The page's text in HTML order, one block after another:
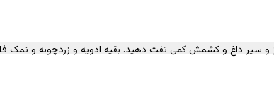
و سیر داغ و کشمش کمی تفت دهید. بقیه ادویه و زردچوبه و نمک